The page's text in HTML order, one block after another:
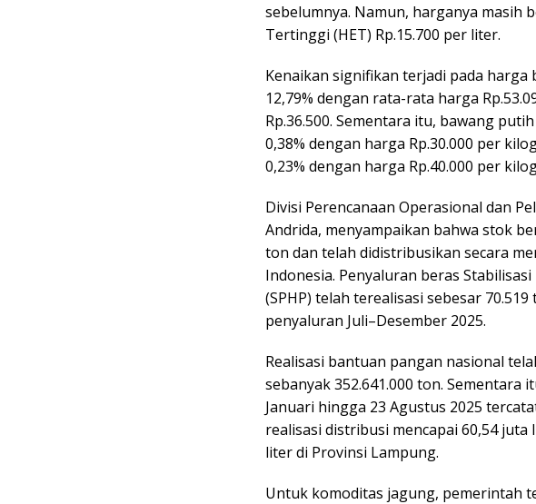
sebelumnya. Namun, harganya masih
Tertinggi (HET) Rp.15.700 per liter.
Kenaikan signifikan terjadi pada harga
12,79% dengan rata-rata harga
Rp.36.500. Sementara itu, bawang
0,38% dengan harga Rp.30.000 per
0,23% dengan harga Rp.40.000 per
Divisi Perencanaan Operasional dan
Andrida, menyampaikan bahwa stok
ton dan telah didistribusikan secara
Indonesia. Penyaluran beras
(SPHP) telah terealisasi sebesar
penyaluran Juli–Desember 2025.
Realisasi bantuan pangan nasional
sebanyak 352.641.000 ton. Sementara
Januari hingga 23 Agustus 2025
realisasi distribusi mencapai 60,54 juta
liter di Provinsi Lampung.
Untuk komoditas jagung, pemerintah